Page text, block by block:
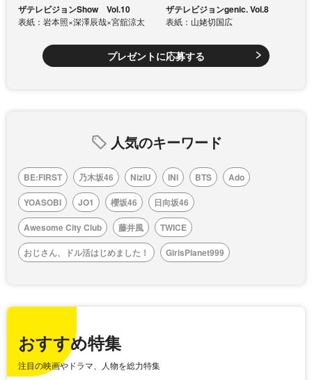
ザテレビジョンShow Vol.10
表紙：岩本照×深澤辰哉×宮舘涼太
ザテレビジョンgenic. Vol.8
表紙：山姥切国広
プレゼントに応募する
人気のキーワード
BE:FIRST 乃木坂46 NiziU INI BTS
Ado
YOASOBI
JO1 櫻坂46
日向坂46
Awesome City Club
藤井風
TWICE
おじさん、ドル活はじめました！
GirlsPlanet999
おすすめ特集
注目の映画やドラマ、人物を総力特集